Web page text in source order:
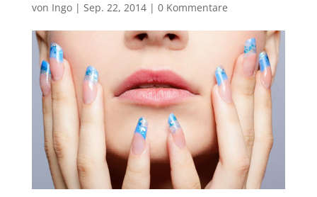
von Ingo| Sep. 22, 2014| 0 Kommentare